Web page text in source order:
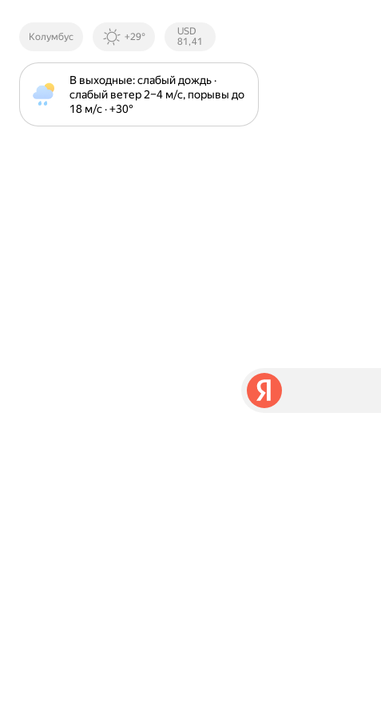
Колумбус +29°
Курсы ЦБ
РФ
USD
81,41
В выходные: слабый дождь ·
слабый ветер 2⁠–⁠4 м⁠/⁠с, порывы до
18 м⁠/⁠с · +30⁠°